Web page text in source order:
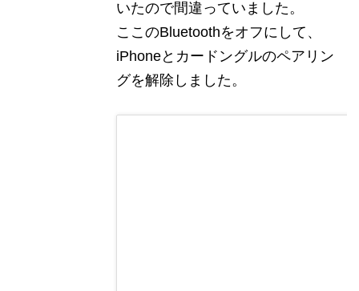
いたので間違っていました。
ここのBluetoothをオフにして、
iPhoneとカードングルのペアリン
グを解除しました。